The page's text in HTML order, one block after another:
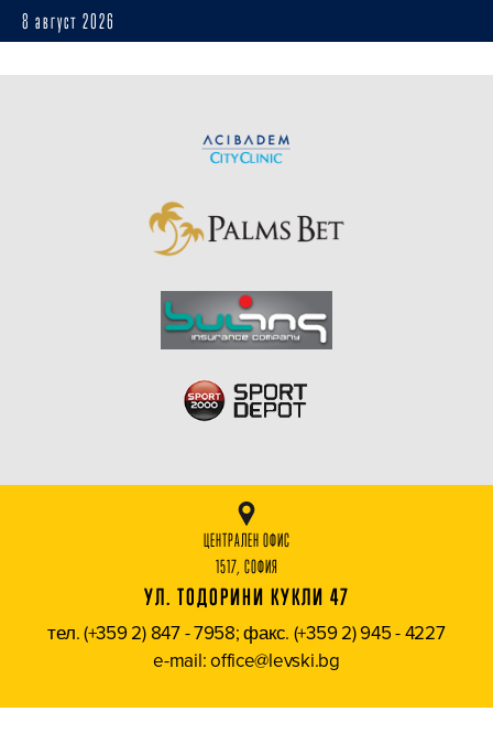
8 август 2026
ЦЕНТРАЛЕН ОФИС
1517, СОФИЯ
УЛ. ТОДОРИНИ КУКЛИ 47
тел. (+359 2) 847 - 7958; факс. (+359 2) 945 - 4227
e-mail: office@levski.bg